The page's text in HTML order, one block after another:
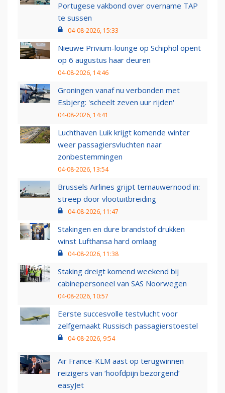
Portugese vakbond over overname TAP
te sussen
04-08-2026, 15:33
Nieuwe Privium-lounge op Schiphol opent
op 6 augustus haar deuren
04-08-2026, 14:46
Groningen vanaf nu verbonden met
Esbjerg: 'scheelt zeven uur rijden'
04-08-2026, 14:41
Luchthaven Luik krijgt komende winter
weer passagiersvluchten naar
zonbestemmingen
04-08-2026, 13:54
Brussels Airlines grijpt ternauwernood in:
streep door vlootuitbreiding
04-08-2026, 11:47
Stakingen en dure brandstof drukken
winst Lufthansa hard omlaag
04-08-2026, 11:38
Staking dreigt komend weekend bij
cabinepersoneel van SAS Noorwegen
04-08-2026, 10:57
Eerste succesvolle testvlucht voor
zelfgemaakt Russisch passagierstoestel
04-08-2026, 9:54
Air France-KLM aast op terugwinnen
reizigers van ‘hoofdpijn bezorgend’
easyJet